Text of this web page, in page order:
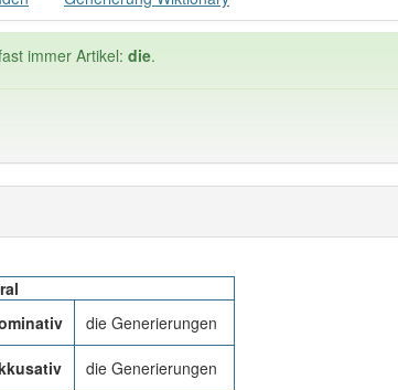
immer Artikel: die.
die Generierungen
die Generierungen